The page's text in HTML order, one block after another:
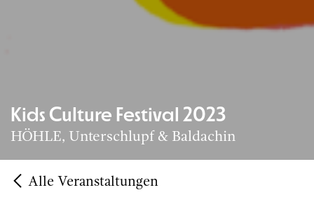
Kids Culture Festival 2023
HÖHLE, Unterschlupf & Baldachin
Alle Veranstaltungen